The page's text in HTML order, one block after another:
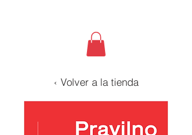
‹ Volver a la tienda